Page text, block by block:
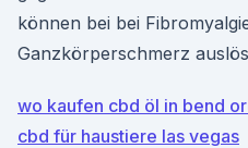
können bei bei
Ganzkörperschmerz
wo kaufen cbd öl in bend
cbd für haustiere las vegas